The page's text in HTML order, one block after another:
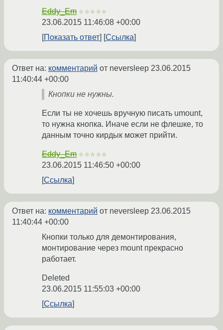
Eddy_Em ☆☆☆☆☆
23.06.2015 11:46:08 +00:00
Показать ответ
Ссылка
Ответ на: комментарий от neversleep 23.06.2015
11:40:44 +00:00
Кнопки не нужны.
Если ты не хочешь вручную писать umount,
то нужна кнопка. Иначе если не флешке, то
данным точно кирдык может прийти.
Eddy_Em ☆☆☆☆☆
23.06.2015 11:46:50 +00:00
Ссылка
Ответ на: комментарий от neversleep 23.06.2015
11:40:44 +00:00
Кнопки только для демонтирования,
монтирование через mount прекрасно
работает.
Deleted
23.06.2015 11:55:03 +00:00
Ссылка